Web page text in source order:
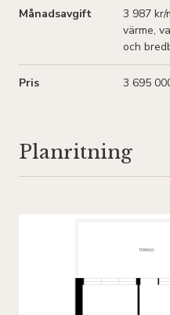
Månadsavgift 3 987 kr/
värme,
och
Pris 3 695
Planritning